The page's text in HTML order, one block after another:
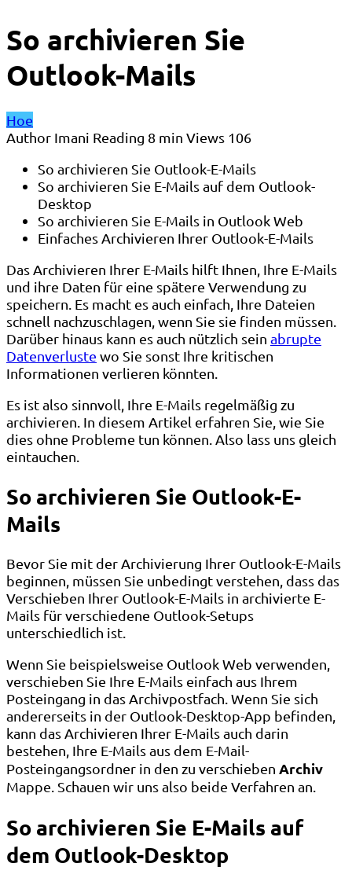
So archivieren Sie
Outlook-Mails
Hoe
Author Imani Reading 8 min Views 106
So archivieren Sie Outlook-E-Mails
So archivieren Sie E-Mails auf dem Outlook-
Desktop
So archivieren Sie E-Mails in Outlook Web
Einfaches Archivieren Ihrer Outlook-E-Mails
Das Archivieren Ihrer E-Mails hilft Ihnen, Ihre E-Mails
und ihre Daten für eine spätere Verwendung zu
speichern. Es macht es auch einfach, Ihre Dateien
schnell nachzuschlagen, wenn Sie sie finden müssen.
Darüber hinaus kann es auch nützlich sein abrupte
Datenverluste wo Sie sonst Ihre kritischen
Informationen verlieren könnten.
Es ist also sinnvoll, Ihre E-Mails regelmäßig zu
archivieren. In diesem Artikel erfahren Sie, wie Sie
dies ohne Probleme tun können. Also lass uns gleich
eintauchen.
So archivieren Sie Outlook-E-
Mails
Bevor Sie mit der Archivierung Ihrer Outlook-E-Mails
beginnen, müssen Sie unbedingt verstehen, dass das
Verschieben Ihrer Outlook-E-Mails in archivierte E-
Mails für verschiedene Outlook-Setups
unterschiedlich ist.
Wenn Sie beispielsweise Outlook Web verwenden,
verschieben Sie Ihre E-Mails einfach aus Ihrem
Posteingang in das Archivpostfach. Wenn Sie sich
andererseits in der Outlook-Desktop-App befinden,
kann das Archivieren Ihrer E-Mails auch darin
bestehen, Ihre E-Mails aus dem E-Mail-
Posteingangsordner in den zu verschieben Archiv
Mappe. Schauen wir uns also beide Verfahren an.
So archivieren Sie E-Mails auf
dem Outlook-Desktop